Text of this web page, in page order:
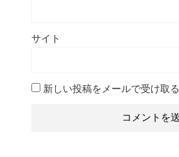
サイト
新しい投稿をメールで受け取る